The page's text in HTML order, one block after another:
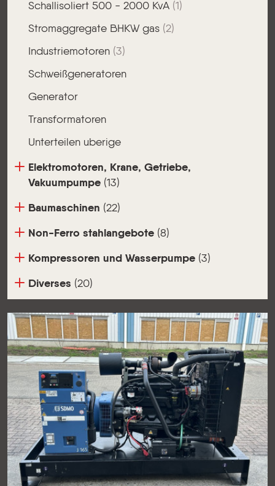
Schallisoliert 500 - 2000 KvA (1)
Stromaggregate BHKW gas (2)
Industriemotoren (3)
Schweißgeneratoren
Generator
Transformatoren
Unterteilen uberige
Elektromotoren, Krane, Getriebe,
Vakuumpumpe (13)
Baumaschinen (22)
Non-Ferro stahlangebote (8)
Kompressoren und Wasserpumpe (3)
Diverses (20)